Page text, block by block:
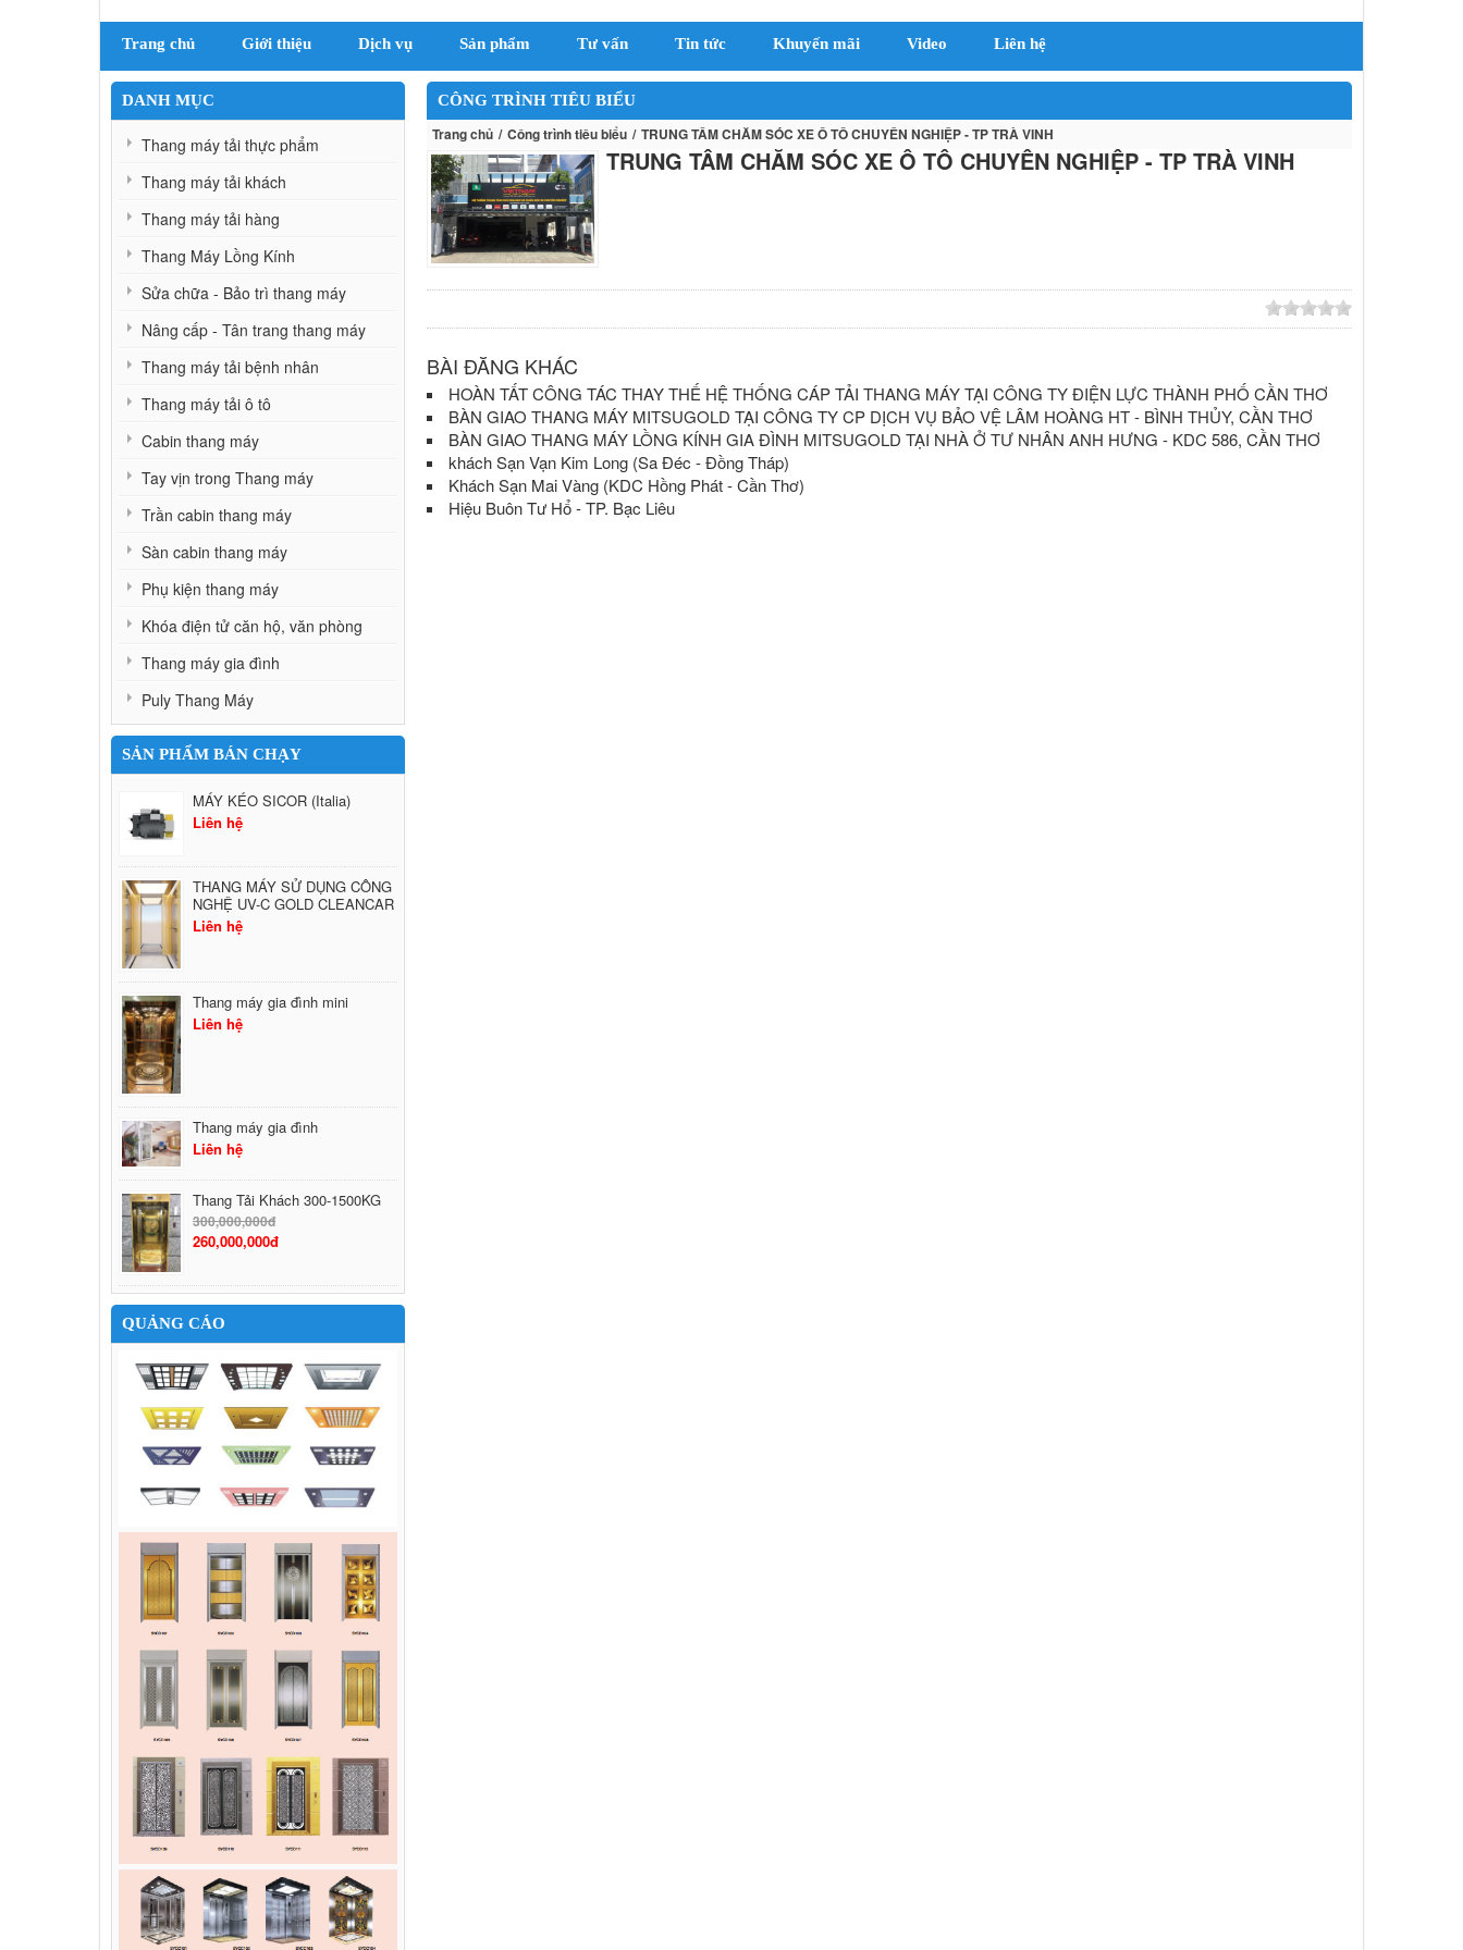
Trang chủ Giới thiệu Dịch vụ Sản phẩm Tư vấn Tin tức Khuyến mãi Video Liên hệ
CÔNG TRÌNH TIÊU BIỂU
Trang chủ Công trình tiêu biểu TRUNG TÂM CHĂM SÓC XE Ô TÔ CHUYÊN NGHIỆP - TP TRÀ VINH
TRUNG TÂM CHĂM SÓC XE Ô TÔ CHUYÊN NGHIỆP - TP TRÀ VINH
BÀI ĐĂNG KHÁC
HOÀN TẤT CÔNG TÁC THAY THẾ HỆ THỐNG CÁP TẢI THANG MÁY TẠI CÔNG TY ĐIỆN LỰC THÀNH PHỐ CẦN THƠ
BÀN GIAO THANG MÁY MITSUGOLD TẠI CÔNG TY CP DỊCH VỤ BẢO VỆ LÂM HOÀNG HT - BÌNH THỦY, CẦN THƠ
BÀN GIAO THANG MÁY LỒNG KÍNH GIA ĐÌNH MITSUGOLD TẠI NHÀ Ở TƯ NHÂN ANH HƯNG - KDC 586, CẦN THƠ
khách Sạn Vạn Kim Long (Sa Đéc - Đồng Tháp)
Khách Sạn Mai Vàng (KDC Hồng Phát - Cần Thơ)
Hiệu Buôn Tư Hổ - TP. Bạc Liêu
DANH MỤC
Thang máy tải thực phẩm
Thang máy tải khách
Thang máy tải hàng
Thang Máy Lồng Kính
Sửa chữa - Bảo trì thang máy
Nâng cấp - Tân trang thang máy
Thang máy tải bệnh nhân
Thang máy tải ô tô
Cabin thang máy
Tay vịn trong Thang máy
Trần cabin thang máy
Sàn cabin thang máy
Phụ kiện thang máy
Khóa điện tử căn hộ, văn phòng
Thang máy gia đình
Puly Thang Máy
SẢN PHẨM BÁN CHẠY
MÁY KÉO SICOR (Italia)
Liên hệ
THANG MÁY SỬ DỤNG CÔNG
NGHỆ UV-C GOLD CLEANCAR
Liên hệ
Thang máy gia đình mini
Liên hệ
Thang máy gia đình
Liên hệ
Thang Tải Khách 300-1500KG
300,000,000đ
260,000,000đ
QUẢNG CÁO